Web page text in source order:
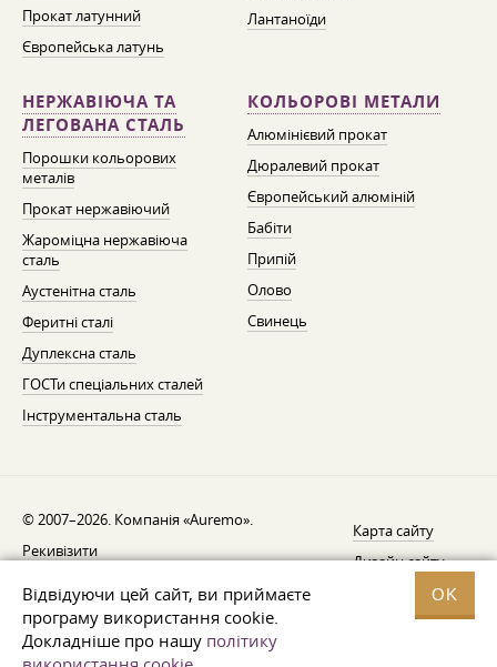
Відвідуючи цей сайт, ви приймаєте
програму використання cookie.
Докладніше про нашу політику
OK
Прокат латунний
Європейська латунь
Лантаноїди
НЕРЖАВІЮЧА ТА
ЛЕГОВАНА СТАЛЬ
Порошки кольорових
металів
Прокат нержавіючий
Жароміцна нержавіюча
сталь
Аустенітна сталь
Феритні сталі
Дуплексна сталь
ГОСТи спеціальних сталей
Інструментальна сталь
КОЛЬОРОВІ МЕТАЛИ
Алюмінієвий прокат
Дюралевий прокат
Європейський алюміній
Бабіти
Припій
Олово
Свинець
© 2007–2026. Компанія «Auremo».
Рекивізити
Повідомлення про відкликання
Захист даних
Карта сайту
Дизайн сайту —